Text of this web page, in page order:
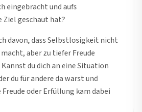
eingebracht und aufs
Ziel geschaut hat?
davon, dass Selbstlosigkeit nicht
aber zu tiefer Freude
du dich an eine Situation
du für andere da warst und
oder Erfüllung kam dabei